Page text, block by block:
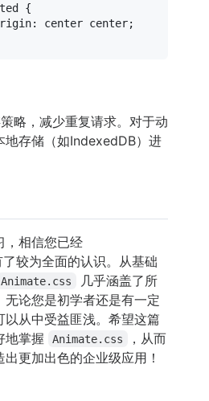
{
: center center;
略，减少重复请求。对于动
地存储（如IndexedDB）进
，相信您已经
了较为全面的认识。从基础
Animate.css
几乎涵盖了所
论您是初学者还是有一定
从中受益匪浅。希望这篇
地掌握
Animate.css
，从而
更加出色的企业级应用！